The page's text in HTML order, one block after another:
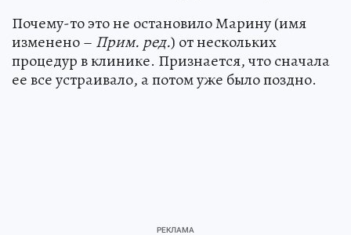
Почему-то это не остановило Марину (имя
изменено – Прим. ред.) от нескольких
процедур в клинике. Признается, что сначала
ее все устраивало, а потом уже было поздно.